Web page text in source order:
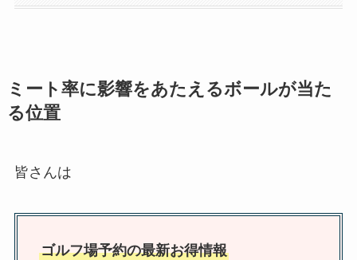
ミート率に影響をあたえるボールが当た
る位置
皆さんは
ゴルフ場予約の最新お得情報